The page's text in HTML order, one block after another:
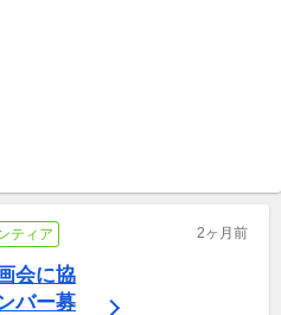
ティア 2ヶ月前
会に協
バー募